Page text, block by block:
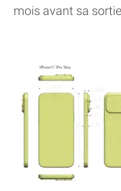
mois avant sa